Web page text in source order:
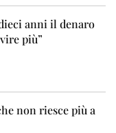
anni il denaro
più”
non riesce più a